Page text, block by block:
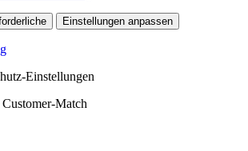
Einstellungen anpassen
Einstellungen
Match